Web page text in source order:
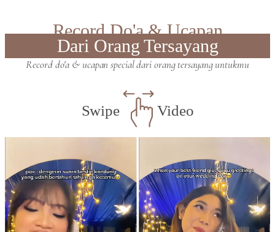
Record Do'a & Ucapan
Dari Orang Tersayang
Record do'a & ucapan special dari orang tersayang untukmu
Swipe Video